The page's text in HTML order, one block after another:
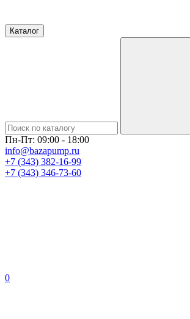
Каталог
Пн-Пт: 09:00 - 18:00
info@bazapump.ru
+7 (343) 382-16-99
+7 (343) 346-73-‬60
0